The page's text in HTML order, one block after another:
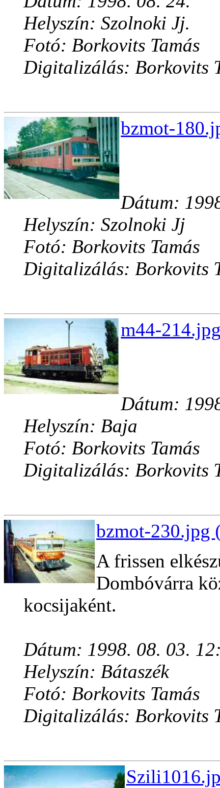
Helyszín: Szolnoki Jj.
Fotó: Borkovits Tamás
Digitalizálás: Borkovits
bzmot-
Dátum:
Helyszín: Szolnoki Jj
Fotó: Borkovits Tamás
Digitalizálás: Borkovits
m44-
Dátum:
Helyszín: Baja
Fotó: Borkovits Tamás
Digitalizálás: Borkovits
bzmot-230.jpg
A frissen
Dombóvárra
kocsijaként.
Dátum: 1998. 08. 03.
Helyszín: Bátaszék
Fotó: Borkovits Tamás
Digitalizálás: Borkovits